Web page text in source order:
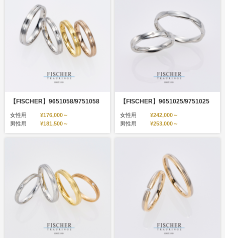
【FISCHER】9651058/9751058
女性用
¥176,000～
男性用
¥181,500～
【FISCHER】9651025/9751025
女性用
¥242,000～
男性用
¥253,000～